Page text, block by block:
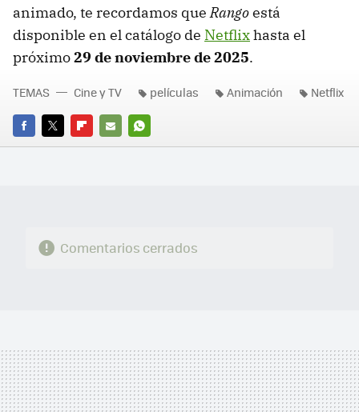
animado, te recordamos queRangoestá
disponible en el catálogo de Netflixhasta el
próximo29 de noviembre de 2025.
FACEBOOK
TWITTERFLIPBOARD
E-
WHATSAPP
TEMAS Cine y TV películas Animación Netflix
Comentarios cerrados